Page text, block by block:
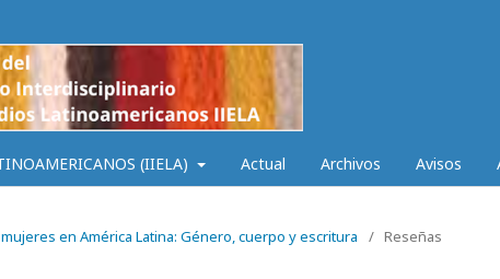
(IIELA) Actual Archivos Avisos
en América Latina: Género, cuerpo y escritura / Reseñas